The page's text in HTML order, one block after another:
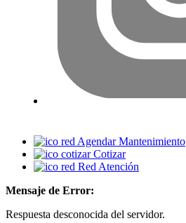
Agendar Mantenimiento
Cotizar
Red Atención
Mensaje de Error:
Respuesta desconocida del servidor.